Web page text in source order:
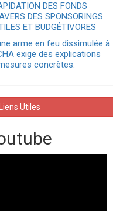
DES FONDS
DES SPONSORINGS
ET BUDGÉTIVORES
arme en feu dissimulée à
exige des explications
concrètes.
Liens Utiles